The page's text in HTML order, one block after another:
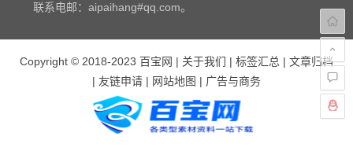
联系电邮：aipaihang#qq.com。
Copyright © 2018-2023 百宝网 | 关于我们 | 标签汇总 | 文章归档
| 友链申请 | 网站地图 | 广告与商务